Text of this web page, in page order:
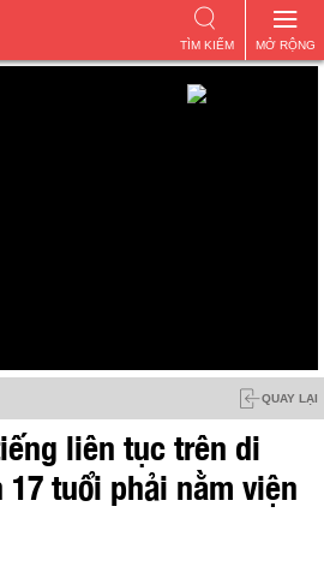
MỞ RỘNG
TÌM KIẾM
QUAY LẠI
liên tục trên di
tuổi phải nằm viện